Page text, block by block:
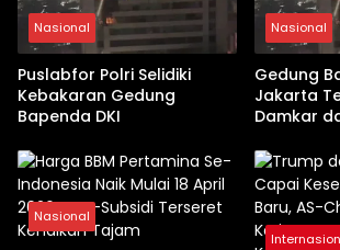
Nasional
Puslabfor Polri Selidiki
Kebakaran Gedung
Bapenda DKI
Nasional
Gedung
Jakarta
Damkar
Nasional